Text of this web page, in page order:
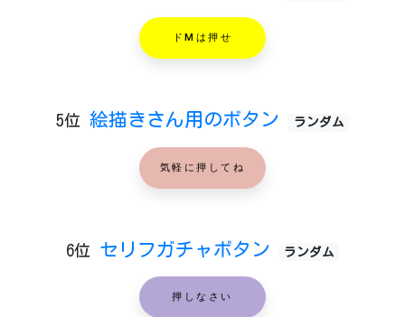
ドMは押せ
5位 絵描きさん用のボタン ランダム
気軽に押してね
6位 セリフガチャボタン ランダム
押しなさい